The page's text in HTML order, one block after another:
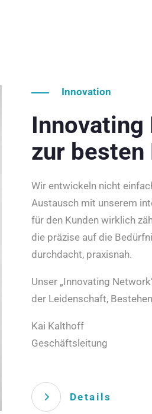
Innovation
zur besten
Wir entwickeln nicht
Austausch mit unserem
für den Kunden wirklich
die präzise auf die
durchdacht, praxisnah.
Unser „Innovating
der Leidenschaft,
Kai Kalthoff
Geschäftsleitung
Details